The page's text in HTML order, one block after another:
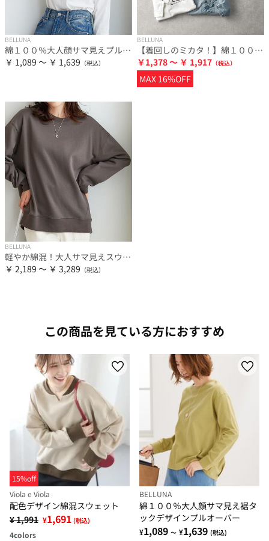
BELLUNA
綿１００％大人顔サマ見えプルオーバー
￥ 1,089 ～ ￥ 1,639
BELLUNA
【着回しのミカタ！】綿１００％大人顔サマ見えプリントロンＴ
￥1,378 ～ ￥ 1,917
MAX 16%OFF
BELLUNA
軽やか綿混！大人サマ見えスウェット
￥ 2,189 ～ ￥ 3,289
この商品を見ている方におすすめ
15%off
Viola e Viola
配色デザイン綿混スウェット
¥ 1,991 ¥1,691 (税込)
4colors
BELLUNA
綿１００％大人顔サマ見え裾タ
ックデザインプルオーバー
¥1,089 ～ ¥1,639 (税込)